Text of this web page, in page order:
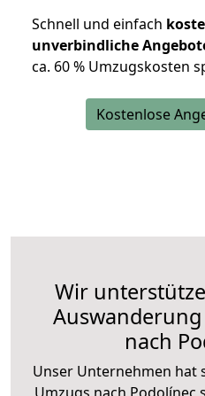
Schnell und einfach
unverbindliche
ca. 60 % Umzugskosten
Kostenlose
Wir
nach
Unser Unternehmen hat